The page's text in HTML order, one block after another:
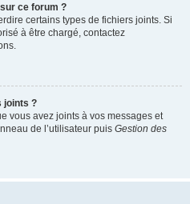
ce forum ?
certains types de fichiers joints. Si
à être chargé, contactez
joints ?
vous avez joints à vos messages et
de l’utilisateur puis Gestion des